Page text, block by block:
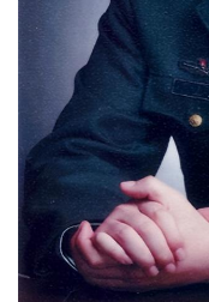
后来，王静认识了李
欢。可是真要在一起
李玉宁多少知道王静
以前那样，温柔地对
甚至有时候还跟着去